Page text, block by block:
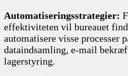
Automatiseringsstrategier:
effektiviteten vil bureauet
automatisere visse processer
dataindsamling, e-mail
lagerstyring.